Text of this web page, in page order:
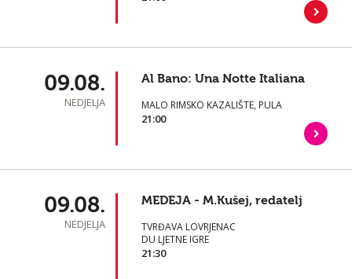
09.08.
NEDJELJA
Al Bano: Una Notte Italiana
MALO RIMSKO KAZALIŠTE, PULA
21:00
09.08.
NEDJELJA
MEDEJA - M.Kušej, redatelj
TVRĐAVA LOVRJENAC
DU LJETNE IGRE
21:30